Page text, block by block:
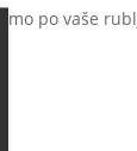
po vaše